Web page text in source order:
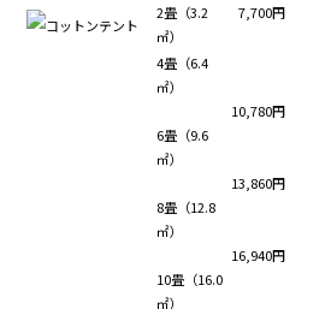
2畳（3.2
㎡）
7,700円
4畳（6.4
㎡）
10,780円
6畳（9.6
㎡）
13,860円
8畳（12.8
㎡）
16,940円
10畳（16.0
㎡）